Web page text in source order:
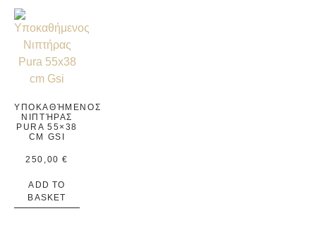
ΥΠΟΚΑΘΉΜΕΝΟΣ
ΝΙΠΤΉΡΑΣ
PURA 55×38
CM GSI
250,00€
ADD TO
BASKET